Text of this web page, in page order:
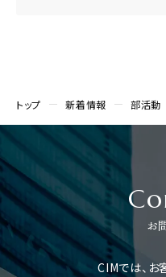
トップ 新着情報 部活動
お
CIMでは、